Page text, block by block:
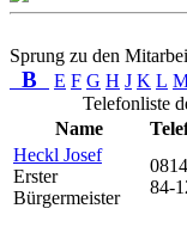
Sprung zu den
B E F G H J K L
Telefonliste
Name
Heckl Josef
Erster
Bürgermeister
84-